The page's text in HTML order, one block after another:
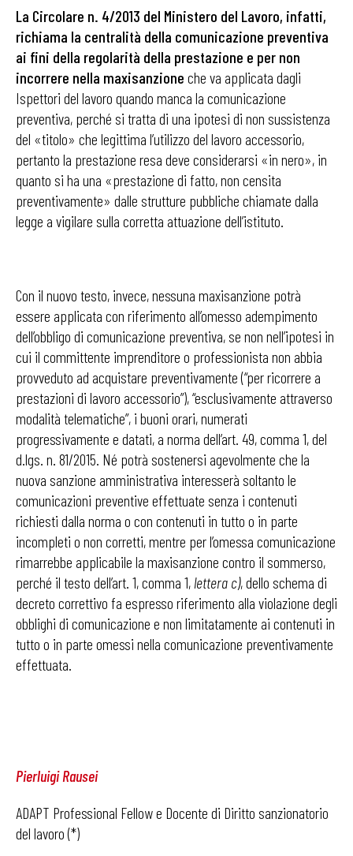
La Circolare n. 4/2013 del Ministero del Lavoro, infatti,
richiama la centralità della comunicazione preventiva
ai fini della regolarità della prestazione e per non
incorrere nella maxisanzione che va applicata dagli
Ispettori del lavoro quando manca la comunicazione
preventiva, perché si tratta di una ipotesi di non sussistenza
del «titolo» che legittima l’utilizzo del lavoro accessorio,
pertanto la prestazione resa deve considerarsi «in nero», in
quanto si ha una «prestazione di fatto, non censita
preventivamente» dalle strutture pubbliche chiamate dalla
legge a vigilare sulla corretta attuazione dell’istituto.
Con il nuovo testo, invece, nessuna maxisanzione potrà
essere applicata con riferimento all’omesso adempimento
dell’obbligo di comunicazione preventiva, se non nell’ipotesi in
cui il committente imprenditore o professionista non abbia
provveduto ad acquistare preventivamente (“per ricorrere a
prestazioni di lavoro accessorio”), “esclusivamente attraverso
modalità telematiche”, i buoni orari, numerati
progressivamente e datati, a norma dell’art. 49, comma 1, del
d.lgs. n. 81/2015. Né potrà sostenersi agevolmente che la
nuova sanzione amministrativa interesserà soltanto le
comunicazioni preventive effettuate senza i contenuti
richiesti dalla norma o con contenuti in tutto o in parte
incompleti o non corretti, mentre per l’omessa comunicazione
rimarrebbe applicabile la maxisanzione contro il sommerso,
perché il testo dell’art. 1, comma 1, lettera c), dello schema di
decreto correttivo fa espresso riferimento alla violazione degli
obblighi di comunicazione e non limitatamente ai contenuti in
tutto o in parte omessi nella comunicazione preventivamente
effettuata.
Pierluigi Rausei
ADAPT Professional Fellow e Docente di Diritto sanzionatorio
del lavoro (*)